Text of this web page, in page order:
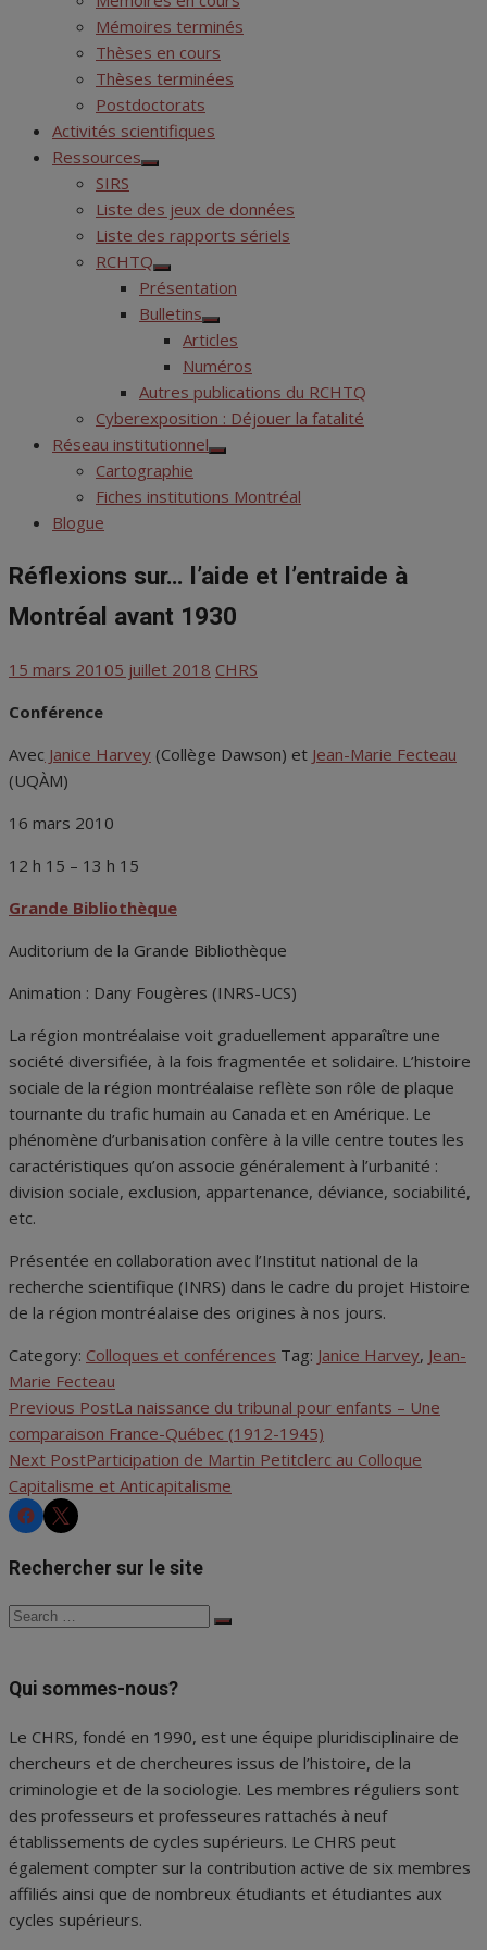
Mémoires terminés
Thèses en cours
Thèses terminées
Postdoctorats
Activités scientifiques
Ressources
Show
menu
SIRS
Liste des jeux de données
Liste des rapports sériels
RCHTQ
Show
sub
menu
Présentation
Bulletins
Show
sub
menu
Articles
Numéros
Autres publications du RCHTQ
Cyberexposition : Déjouer la fatalité
Réseau institutionnel
Show
menu
Cartographie
Fiches institutions Montréal
Blogue
Réflexions sur… l’aide et l’entraide à
Montréal avant 1930
Posted
15 mars 20105 juillet 2018 Author
CHRS
Conférence
Avec Janice Harvey (Collège Dawson) et Jean-Marie Fecteau
(UQÀM)
16 mars 2010
12 h 15 – 13 h 15
Grande Bibliothèque
Auditorium de la Grande Bibliothèque
Animation : Dany Fougères (INRS-UCS)
La région montréalaise voit graduellement apparaître une
société diversifiée, à la fois fragmentée et solidaire. L’histoire
sociale de la région montréalaise reflète son rôle de plaque
tournante du trafic humain au Canada et en Amérique. Le
phénomène d’urbanisation confère à la ville centre toutes les
caractéristiques qu’on associe généralement à l’urbanité :
division sociale, exclusion, appartenance, déviance, sociabilité,
etc.
Présentée en collaboration avec l’Institut national de la
recherche scientifique (INRS) dans le cadre du projet Histoire
de la région montréalaise des origines à nos jours.
Category: Colloques et conférences Tag: Janice Harvey, Jean-
Marie Fecteau
Navigation
de
l'article
Previous PostLa naissance du tribunal pour enfants – Une
comparaison France-Québec (1912-1945)
Next PostParticipation de Martin Petitclerc au Colloque
Capitalisme et Anticapitalisme
CHRSCHRS
Rechercher sur le site
Search
Search
Qui sommes-nous?
Le CHRS, fondé en 1990, est une équipe pluridisciplinaire de
chercheurs et de chercheures issus de l’histoire, de la
criminologie et de la sociologie. Les membres réguliers sont
des professeurs et professeures rattachés à neuf
établissements de cycles supérieurs. Le CHRS peut
également compter sur la contribution active de six membres
affiliés ainsi que de nombreux étudiants et étudiantes aux
cycles supérieurs.